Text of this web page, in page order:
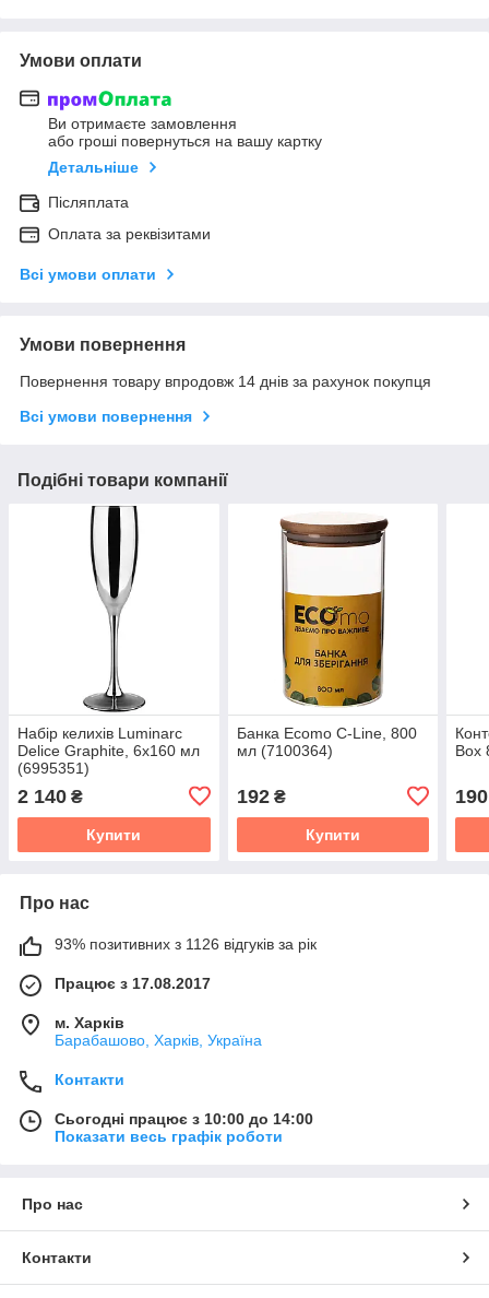
Умови оплати
Ви отримаєте замовлення
або гроші повернуться на вашу картку
Детальніше
Післяплата
Оплата за реквізитами
Всі умови оплати
Умови повернення
Повернення товару впродовж 14 днів за рахунок покупця
Всі умови повернення
Подібні товари компанії
Набір келихів Luminarc
Delice Graphite, 6х160 мл
(6995351)
2 140 ₴
Купити
Банка Ecomo C-Line, 800
мл (7100364)
192₴
Купити
Box
190
Про нас
93% позитивних з 1126 відгуків за рік
Працює з 17.08.2017
м. Харків
Барабашово, Харків, Україна
Контакти
Сьогодні працює з 10:00 до 14:00
Показати весь графік роботи
Про нас
Контакти